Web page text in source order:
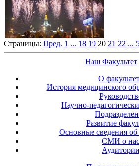
Страницы: Пред. 1 ... 18 19 20 21 22 ...
Наш Факультет
О
История медицинского
Научно-
Развитие
Основные сведения об
СМИ о нас
Аудитории